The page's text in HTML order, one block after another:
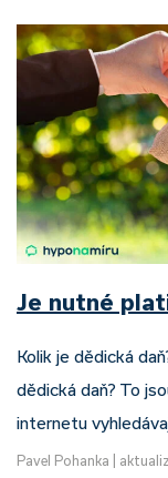
Je nutné
Kolik je dědická
dědická daň? To
internetu
Pavel Pohanka